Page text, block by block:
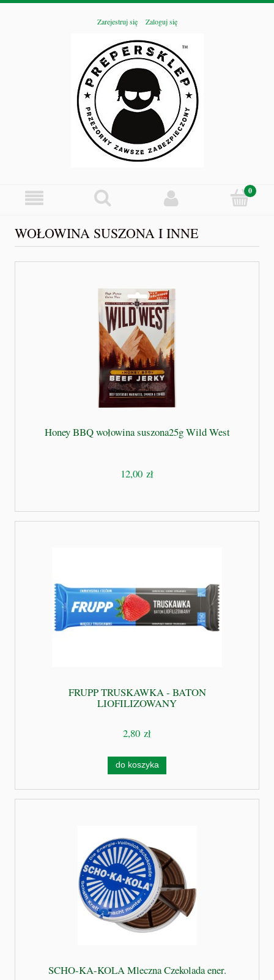
Zarejestruj się Zaloguj się
WOŁOWINA SUSZONA I INNE
Honey BBQ wołowina suszona25g Wild West
12,00 zł
FRUPP TRUSKAWKA - BATON
LIOFILIZOWANY
2,80 zł
do koszyka
SCHO-KA-KOLA Mleczna Czekolada ener.